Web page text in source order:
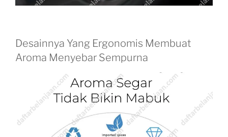
Desainnya Yang Ergonomis Membuat
Aroma Menyebar Sempurna